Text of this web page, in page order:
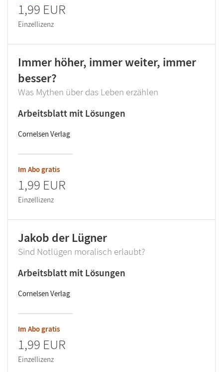
1,99 EUR
Einzellizenz
Immer höher, immer weiter, immer
besser?
Was Mythen über das Leben erzählen
Arbeitsblatt mit Lösungen
Cornelsen Verlag
Im Abo gratis
1,99 EUR
Einzellizenz
Jakob der Lügner
Sind Notlügen moralisch erlaubt?
Arbeitsblatt mit Lösungen
Cornelsen Verlag
Im Abo gratis
1,99 EUR
Einzellizenz